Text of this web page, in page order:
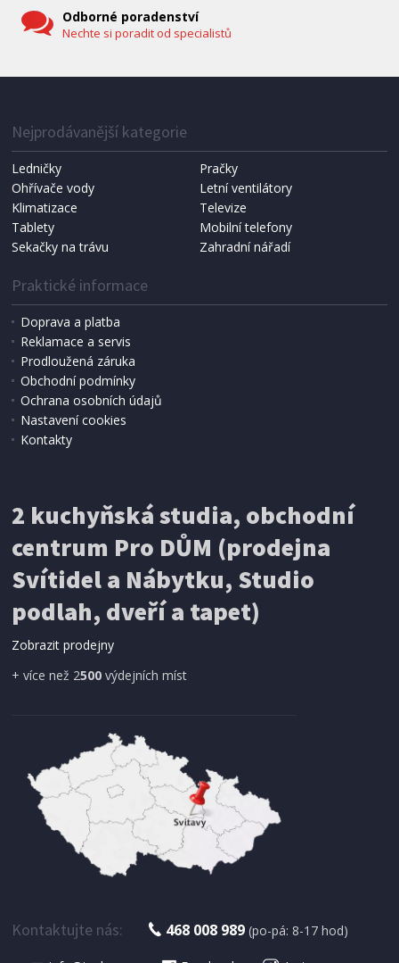
NÁHRADNÍ SÁČKY DO VYSAVAČE
Koma KRA-SB02S (Multi Bag, S-BAG SMS)
199 Kč Přidat do košíku
SÍŤ PROTI HMYZU
ProGarden KO-CY5910600 Síť proti hmyzu do
dveří magnetická 210 x 100 cm
179 Kč
Odborné poradenství
Nechte si poradit od specialistů
Nejprodávanější kategorie
Ledničky
Pračky
Ohřívače vody
Letní ventilátory
Klimatizace
Televize
Tablety
Mobilní telefony
Sekačky na trávu
Zahradní nářadí
Praktické informace
Doprava a platba
Reklamace a servis
Prodloužená záruka
Obchodní podmínky
Ochrana osobních údajů
Nastavení cookies
Kontakty
2 kuchyňská studia, obchodní
centrum Pro DŮM (prodejna
Svítidel a Nábytku, Studio
podlah, dveří a tapet)
Zobrazit prodejny
+ více než 2500 výdejních míst
Kontaktujte nás: 468 008 989 (po-pá: 8-17 hod)